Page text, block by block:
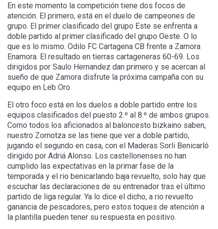
En este momento la competición tiene dos focos de
atención. El primero, está en el duelo de campeones de
grupo. El primer clasificado del grupo Este se enfrenta a
doble partido al primer clasificado del grupo Oeste. O lo
que es lo mismo. Odilo FC Cartagena CB frente a Zamora
Enamora. El resultado en tierras cartageneras 60-69. Los
dirigidos por Saulo Hernandez dan primero y se acercan al
sueño de que Zamora disfrute la próxima campaña con su
equipo en Leb Oro.
El otro foco está en los duelos a doble partido entre los
equipos clasificados del puesto 2.º al 8.º de ambos grupos.
Como todos los aficionados al baloncesto bizkaino saben,
nuestro Zornotza se las tiene que ver a doble partido,
jugando el segundo en casa, con el Maderas Sorli Benicarló
dirigido por Adriá Alonso. Los castellonenses no han
cumplido las expectativas en la primar fase de la
temporada y el rio benicarlando baja revuelto, solo hay que
escuchar las declaraciones de su entrenador tras el último
partido de liga regular. Ya lo dice el dicho, a rio revuelto
ganancia de pescadores, pero estos toques de atención a
la plantilla pueden tener su respuesta en positivo.